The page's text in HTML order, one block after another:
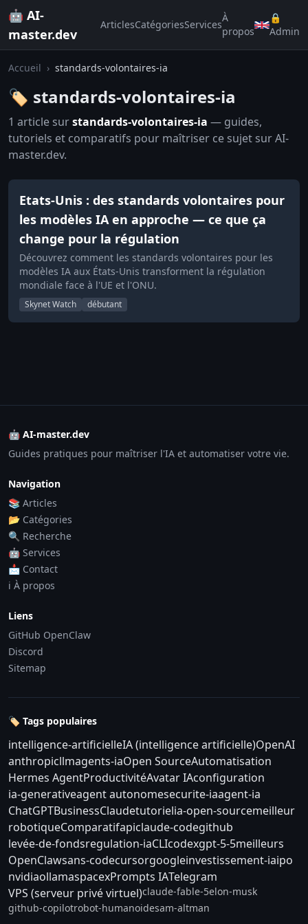
🤖 AI-
master.dev
ArticlesCatégoriesServices
À
propos
🔒
Admin
Accueil › standards-volontaires-ia
🏷️ standards-volontaires-ia
1 article surstandards-volontaires-ia — guides,
tutoriels et comparatifs pour maîtriser ce sujet sur AI-
master.dev.
Etats-Unis : des standards volontaires pour
les modèles IA en approche — ce que ça
change pour la régulation
Découvrez comment les standards volontaires pour les
modèles IA aux États-Unis transforment la régulation
mondiale face à l'UE et l'ONU.
Skynet Watch débutant
🤖 AI-master.dev
Guides pratiques pour maîtriser l'IA et automatiser votre vie.
Navigation
📚 Articles
📂 Catégories
🔍 Recherche
🤖 Services
📩 Contact
ℹ️ À propos
Liens
GitHub OpenClaw
Discord
Sitemap
🏷️ Tags populaires
intelligence-artificielleIA (intelligence artificielle)OpenAI
anthropicllmagents-iaOpen SourceAutomatisation
Hermes AgentProductivitéAvatar IAconfiguration
ia-generativeagent autonomesecurite-iaagent-ia
ChatGPTBusinessClaudetutorielia-open-sourcemeilleur
robotiqueComparatifapiclaude-codegithub
levée-de-fondsregulation-iaCLIcodexgpt-5-5meilleurs
OpenClawsans-codecursorgoogleinvestissement-iaipo
nvidiaollamaspacexPrompts IATelegram
VPS (serveur privé virtuel)claude-fable-5elon-musk
github-copilotrobot-humanoidesam-altman